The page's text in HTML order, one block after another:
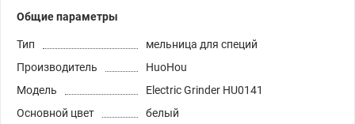
Общие параметры
Тип
мельница для специй
Производитель
HuoHou
Модель
Electric Grinder HU0141
Основной цвет
белый